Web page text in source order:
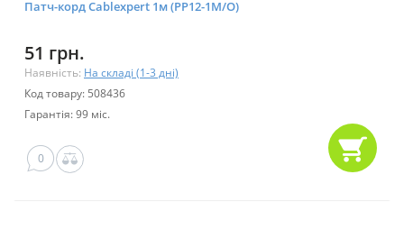
Патч-корд Cablexpert 1м (PP12-1M/O)
51 грн.
Наявність: На складі (1-3 дні)
Код товару: 508436
Гарантія: 99 міс.
0